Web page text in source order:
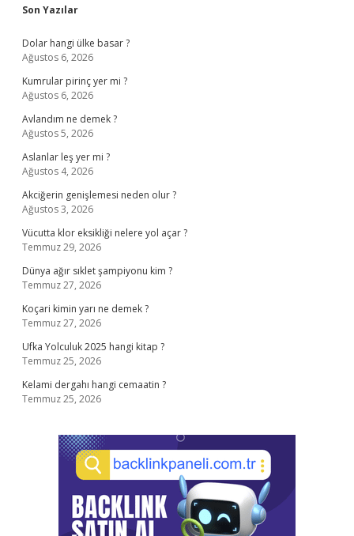
Sidebar
Son Yazılar
Dolar hangi ülke basar ?
Ağustos 6, 2026
Kumrular pirinç yer mi ?
Ağustos 6, 2026
Avlandım ne demek ?
Ağustos 5, 2026
Aslanlar leş yer mi ?
Ağustos 4, 2026
Akciğerin genişlemesi neden olur ?
Ağustos 3, 2026
Vücutta klor eksikliği nelere yol açar ?
Temmuz 29, 2026
Dünya ağır sıklet şampiyonu kim ?
Temmuz 27, 2026
Koçari kimin yarı ne demek ?
Temmuz 27, 2026
Ufka Yolculuk 2025 hangi kitap ?
Temmuz 25, 2026
Kelami dergahı hangi cemaatin ?
Temmuz 25, 2026